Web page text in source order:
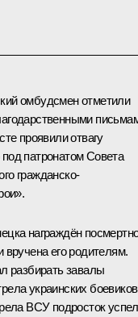
омбудсмен отметили
проявили отвагу
патронатом Совета
гражданско-
награждён
его родителям.
разбирать завалы
украинских боевиков
ВСУ подросток успел